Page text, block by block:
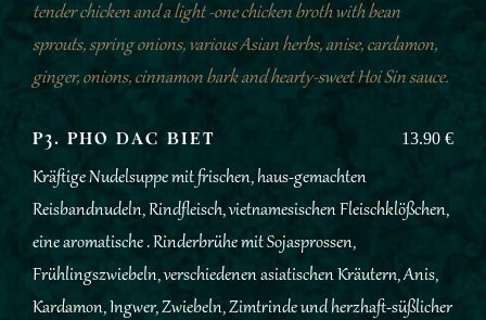
tender chicken and a light -one chicken broth with bean
sprouts, spring onions, various Asian herbs, anise, cardamon,
ginger, onions, cinnamon bark and hearty-sweet Hoi Sin sauce.
P3. PHO DAC BIET 13.90 €
Kräftige Nudelsuppe mit frischen, haus-gemachten
Reisbandnudeln, Rindfleisch, vietnamesischen Fleischklößchen,
eine aromatische . Rinderbrühe mit Sojasprossen,
Frühlingszwiebeln, verschiedenen asiatischen Kräutern, Anis,
Kardamon, Ingwer, Zwiebeln, Zimtrinde und herzhaft-süßlicher